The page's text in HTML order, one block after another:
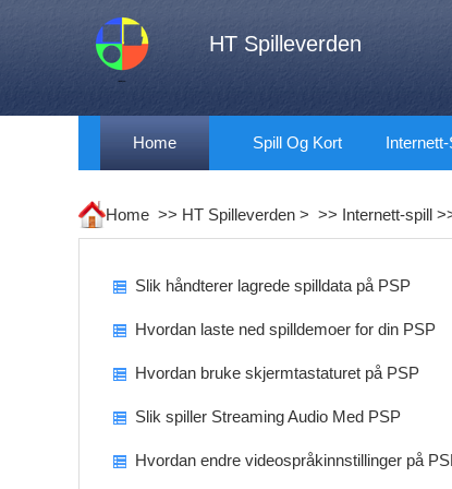
HT Spilleverden
Home Spill Og Kort
Home >> HT Spilleverden > >> Internett-spill
Slik håndterer lagrede spilldata på PSP
Hvordan laste ned spilldemoer for din PSP
Hvordan bruke skjermtastaturet på PSP
Slik spiller Streaming Audio Med PSP
Hvordan endre videospråkinnstillinger på